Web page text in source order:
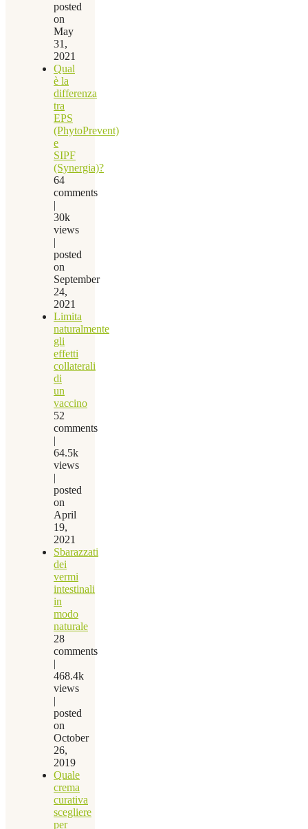
posted
on
May
31,
2021
Qual
è la
differenza
tra
EPS
(PhytoPrevent)
e
SIPF
(Synergia)?
64
comments
30k
views
posted
on
September
24,
2021
Limita
naturalmente
gli
effetti
collaterali
di
un
vaccino
52
comments
64.5k
views
posted
on
April
19,
2021
Sbarazzati
dei
vermi
intestinali
in
modo
naturale
28
comments
468.4k
views
posted
on
October
26,
2019
Quale
crema
curativa
scegliere
per